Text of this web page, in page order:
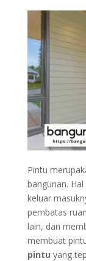
Pintu
bangunan.
keluar
pembatas
lain, dan
membuat
pintu yang